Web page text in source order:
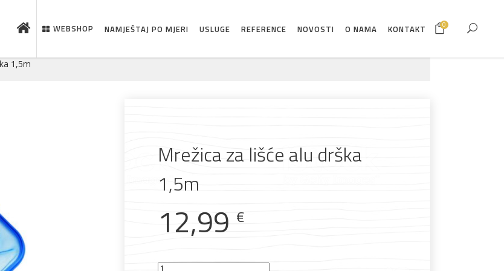
je novo u ponudi
WEBSHOP NAMJEŠTAJ PO MJERI USLUGE REFERENCE NOVOSTI O NAMA KONTAKT 0
1,5m
Mrežica za lišće alu drška
1,5m
12,99 €
Mrežica